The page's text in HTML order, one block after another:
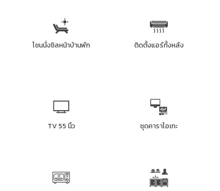
โซนนั่งชิลหน้าบ้านพัก ติดตั้งแอร์ทั้งหลัง
TV 55 นิ้ว ชุดคาราโอเกะ